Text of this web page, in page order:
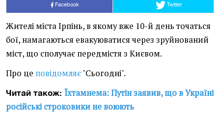
Facebook Twitter
Жителі міста Ірпінь, в якому вже 10-й день точаться
бої, намагаються евакуюватися через зруйнований
міст, що сполучає передмістя з Києвом.
Про це повідомляє"Сьогодні".
Читай також: Їхтамнема: Путін заявив, що в Україні
російські строковики не воюють